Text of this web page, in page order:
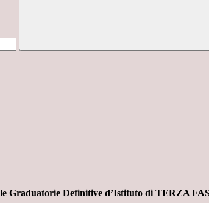
Graduatorie Definitive d’Istituto di TERZA